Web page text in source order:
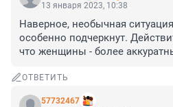
13 января 2023, 10:38
Наверное, необычная
особенно подчеркнут.
что женщины - более
ОТВЕТИТЬ
57732467